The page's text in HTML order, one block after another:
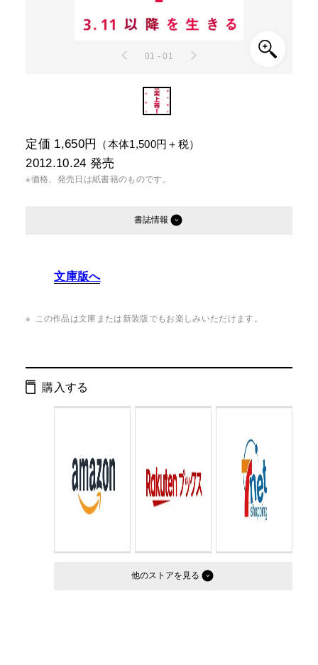
01 - 01
定価 1,650円 （本体1,500円＋税）
2012.10.24 発売
※価格、発売日は紙書籍のものです。
書誌情報
ISBN： 9784344022713
文庫版へ
この作品は文庫または新装版でもお楽しみいただけます。
購入する
他のストア